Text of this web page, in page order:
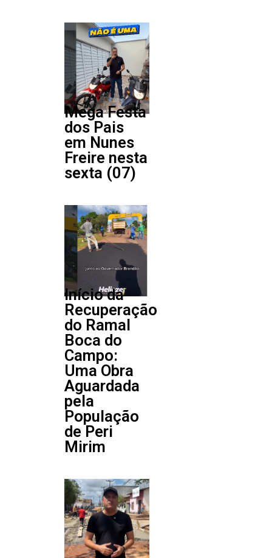
Mega Festa
dos Pais
em Nunes
Freire nesta
sexta (07)
Início da
Recuperação
do Ramal
Boca do
Campo:
Uma Obra
Aguardada
pela
População
de Peri
Mirim